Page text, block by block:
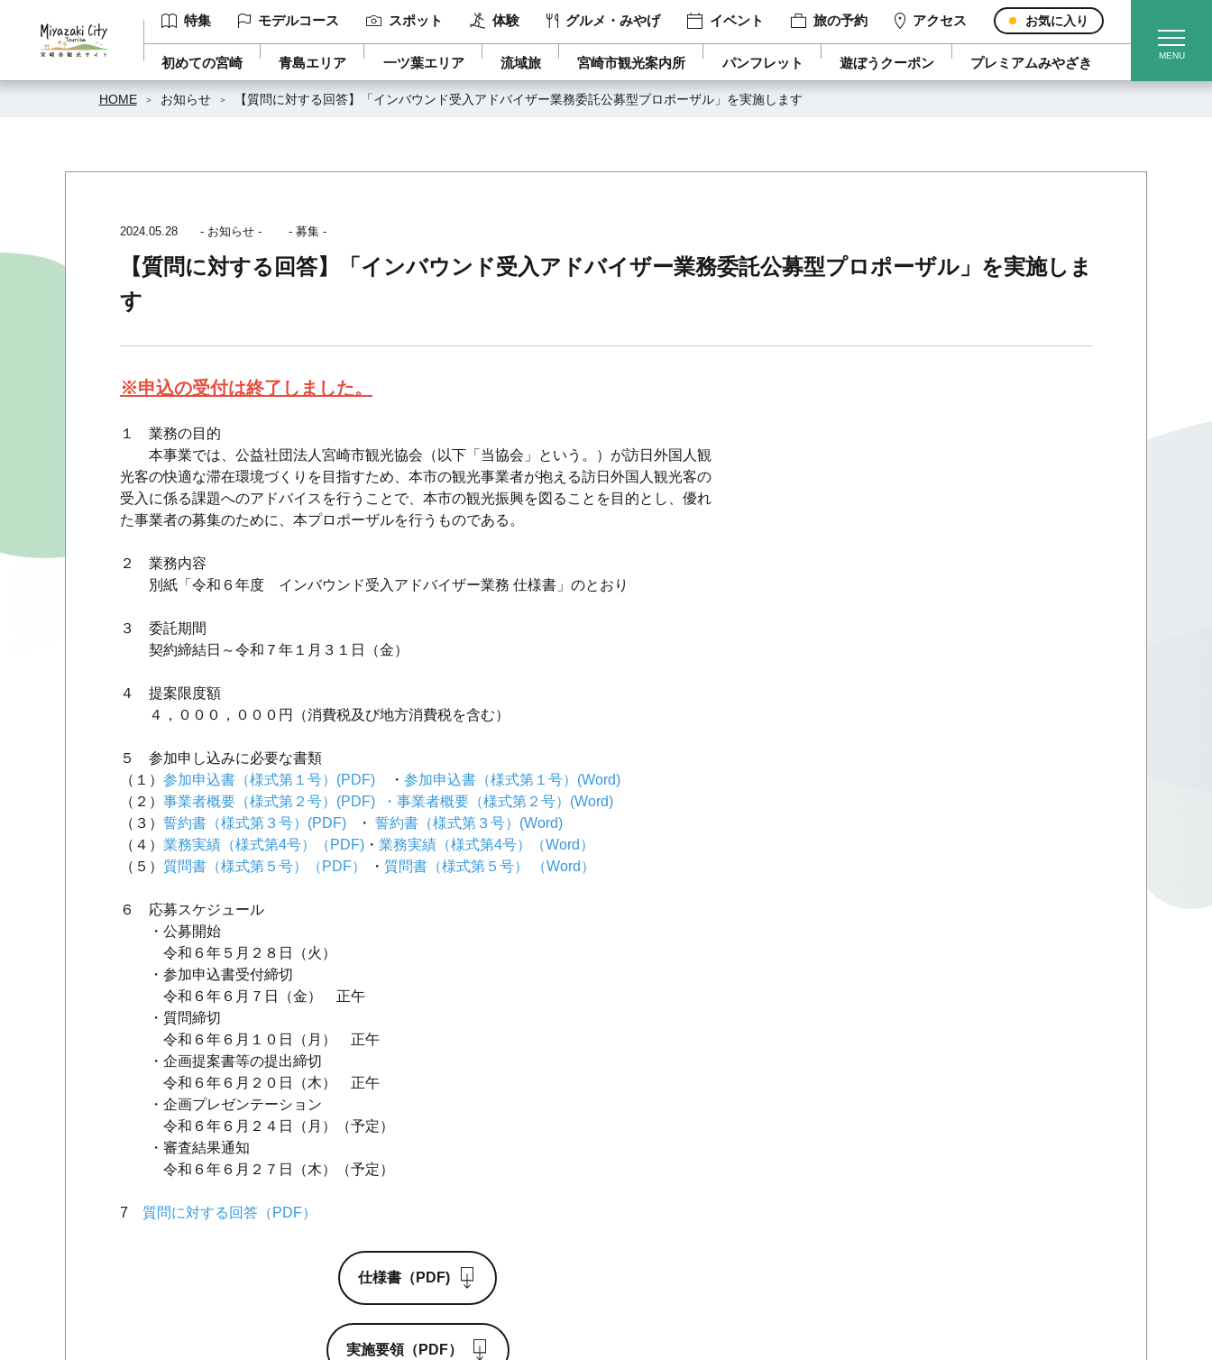
特集 モデルコース スポット 体験 グルメ・みやげ イベント 旅の予約 アクセス お気に入り
初めての宮崎 青島エリア 一ツ葉エリア 流域旅 宮崎市観光案内所 パンフレット 遊ぼうクーポン プレミアムみやざき
HOME お知らせ 【質問に対する回答】「インバウンド受入アドバイザー業務委託公募型プロポーザル」を実施します
2024.05.28 - お知らせ - - 募集 -
【質問に対する回答】「インバウンド受入アドバイザー業務委託公募型プロポーザル」を実施しま
す
※申込の受付は終了しました。
１ 業務の目的
本事業では、公益社団法人宮崎市観光協会（以下「当協会」という。）が訪日外国人観
光客の快適な滞在環境づくりを目指すため、本市の観光事業者が抱える訪日外国人観光客の
受入に係る課題へのアドバイスを行うことで、本市の観光振興を図ることを目的とし、優れ
た事業者の募集のために、本プロポーザルを行うものである。
２ 業務内容
別紙「令和６年度 インバウンド受入アドバイザー業務 仕様書」のとおり
３ 委託期間
契約締結日～令和７年１月３１日（金）
４ 提案限度額
４，０００，０００円（消費税及び地方消費税を含む）
５ 参加申し込みに必要な書類
（１） 参加申込書（様式第１号）(PDF) ・ 参加申込書（様式第１号）(Word)
（２） 事業者概要（様式第２号）(PDF) ・ 事業者概要（様式第２号）(Word)
（３） 誓約書（様式第３号）(PDF) ・ 誓約書（様式第３号）(Word)
（４） 業務実績（様式第4号）（PDF) ・ 業務実績（様式第4号）（Word）
（５） 質問書（様式第５号）（PDF） ・ 質問書（様式第５号） （Word）
６ 応募スケジュール
・公募開始
令和６年５月２８日（火）
・参加申込書受付締切
令和６年６月７日（金） 正午
・質問締切
令和６年６月１０日（月） 正午
・企画提案書等の提出締切
令和６年６月２０日（木） 正午
・企画プレゼンテーション
令和６年６月２４日（月）（予定）
・審査結果通知
令和６年６月２７日（木）（予定）
7 質問に対する回答（PDF）
仕様書（PDF)
実施要領（PDF）